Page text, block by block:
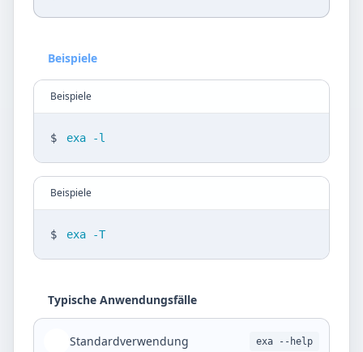
Design
Beispiele
Beispiele
$ exa -l
Beispiele
$ exa -T
Typische Anwendungsfälle
Standardverwendung exa --help